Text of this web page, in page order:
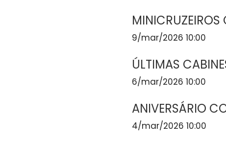
9/mar/2026 10:00
ÚLTIMAS
6/mar/2026 10:00
ANIVERSÁRIO
4/mar/2026 10:00